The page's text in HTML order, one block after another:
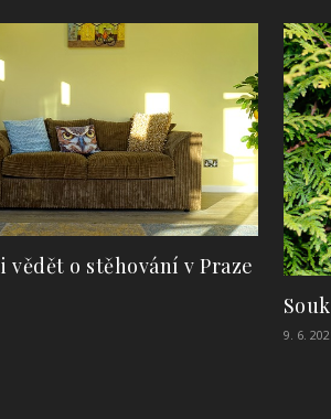
vědět o stěhování v Praze
9. 6.